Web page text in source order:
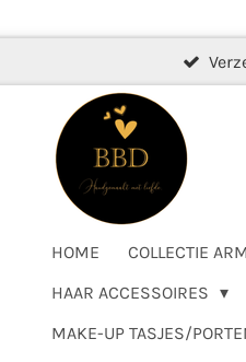
HOME COLLECTIE
HAAR ACCESSOIRES
MAKE-UP TASJES/